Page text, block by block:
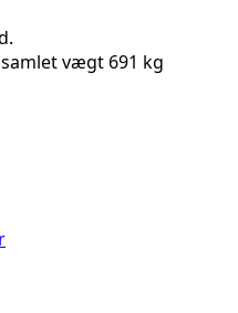
vægt 691 kg